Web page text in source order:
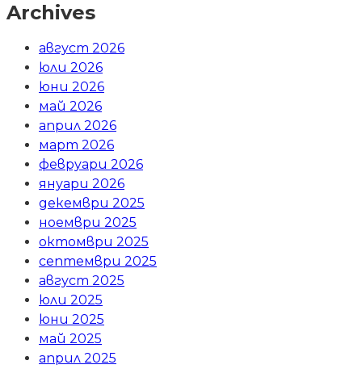
Archives
август 2026
юли 2026
юни 2026
май 2026
април 2026
март 2026
февруари 2026
януари 2026
декември 2025
ноември 2025
октомври 2025
септември 2025
август 2025
юли 2025
юни 2025
май 2025
април 2025